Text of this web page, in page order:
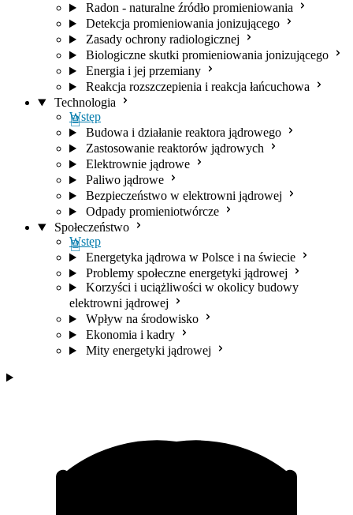
Radon - naturalne źródło promieniowania
Detekcja promieniowania jonizującego
Zasady ochrony radiologicznej
Biologiczne skutki promieniowania jonizującego
Energia i jej przemiany
Reakcja rozszczepienia i reakcja łańcuchowa
Technologia
Wstęp
Budowa i działanie reaktora jądrowego
Zastosowanie reaktorów jądrowych
Elektrownie jądrowe
Paliwo jądrowe
Bezpieczeństwo w elektrowni jądrowej
Odpady promieniotwórcze
Społeczeństwo
Wstęp
Energetyka jądrowa w Polsce i na świecie
Problemy społeczne energetyki jądrowej
Korzyści i uciążliwości w okolicy budowy
elektrowni jądrowej
Wpływ na środowisko
Ekonomia i kadry
Mity energetyki jądrowej